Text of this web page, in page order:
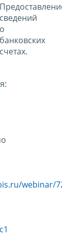
сведений
о
банковских
счетах.
webinar/